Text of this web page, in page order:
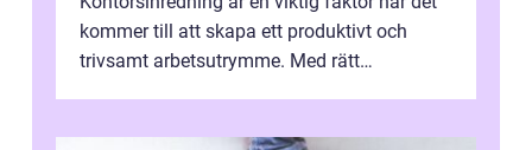
kommer till att skapa ett produktivt och
trivsamt arbetsutrymme. Med rätt